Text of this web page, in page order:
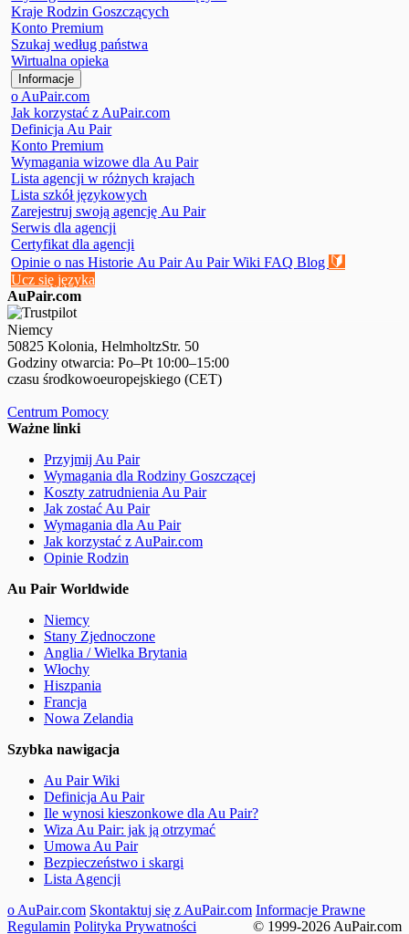
Kraje Rodzin Goszczących
Konto Premium
Szukaj według państwa
Wirtualna opieka
Informacje
o AuPair.com
Jak korzystać z AuPair.com
Definicja Au Pair
Konto Premium
Wymagania wizowe dla Au Pair
Lista agencji w różnych krajach
Lista szkół językowych
Zarejestruj swoją agencję Au Pair
Serwis dla agencji
Certyfikat dla agencji
Opinie o nasHistorie Au PairAu Pair WikiFAQBlog 🔰
Ucz się języka
AuPair.com
Niemcy
50825 Kolonia, HelmholtzStr. 50
Godziny otwarcia: Po–Pt 10:00–15:00
czasu środkowoeuropejskiego (CET)
Centrum Pomocy
Ważne linki
Przyjmij Au Pair
Wymagania dla Rodziny Goszczącej
Koszty zatrudnienia Au Pair
Jak zostać Au Pair
Wymagania dla Au Pair
Jak korzystać z AuPair.com
Opinie Rodzin
Au Pair Worldwide
Niemcy
Stany Zjednoczone
Anglia / Wielka Brytania
Włochy
Hiszpania
Francja
Nowa Zelandia
Szybka nawigacja
Au Pair Wiki
Definicja Au Pair
Ile wynosi kieszonkowe dla Au Pair?
Wiza Au Pair: jak ją otrzymać
Umowa Au Pair
Bezpieczeństwo i skargi
Lista Agencji
o AuPair.com Skontaktuj się z AuPair.com Informacje Prawne
Regulamin Polityka Prywatności © 1999-2026 AuPair.com